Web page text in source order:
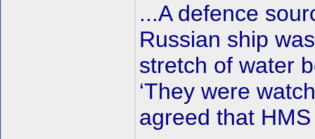
...A defence
Russian ship
stretch of water
‘They were
agreed that